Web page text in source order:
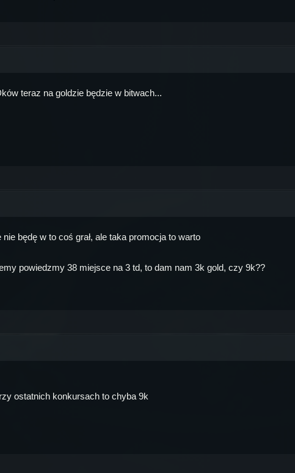
teraz na goldzie będzie w bitwach...
nie będę w to coś grał, ale taka promocja to warto
powiedzmy 38 miejsce na 3 td, to dam nam 3k gold, czy 9k??
ostatnich konkursach to chyba 9k